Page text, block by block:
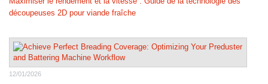
découpeuses 2D pour viande fraîche
12/01/2026